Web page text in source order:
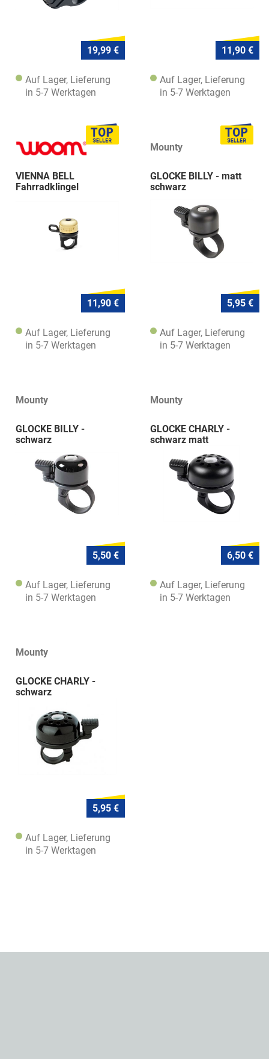
19,99 €
Auf Lager, Lieferung
in 5-7 Werktagen
11,90 €
Auf Lager, Lieferung
in 5-7 Werktagen
VIENNA BELL
Fahrradklingel
11,90 €
Auf Lager, Lieferung
in 5-7 Werktagen
Mounty
GLOCKE BILLY - matt
schwarz
5,95 €
Auf Lager, Lieferung
in 5-7 Werktagen
Mounty
GLOCKE BILLY -
schwarz
5,50 €
Auf Lager, Lieferung
in 5-7 Werktagen
Mounty
GLOCKE CHARLY -
schwarz matt
6,50 €
Auf Lager, Lieferung
in 5-7 Werktagen
Mounty
GLOCKE CHARLY -
schwarz
5,95 €
Auf Lager, Lieferung
in 5-7 Werktagen